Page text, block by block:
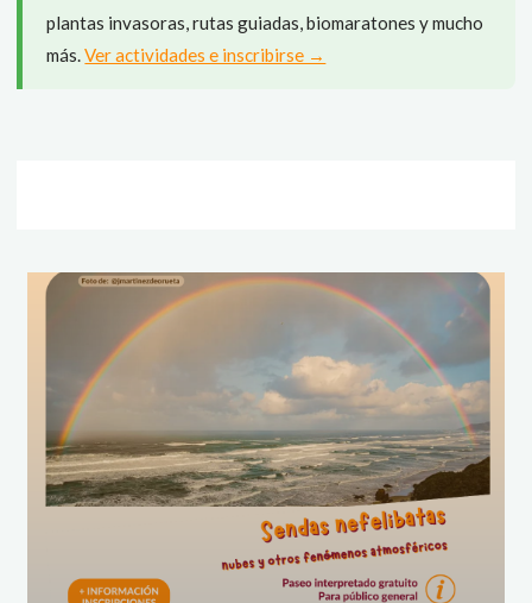
plantas invasoras, rutas guiadas, biomaratones y mucho
más.Ver actividades e inscribirse →